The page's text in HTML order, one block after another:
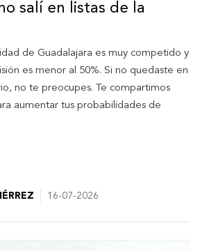
salí en listas de la
de Guadalajara es muy competido y
es menor al 50%. Si no quedaste en
no te preocupes. Te compartimos
aumentar tus probabilidades de
16-07-2026